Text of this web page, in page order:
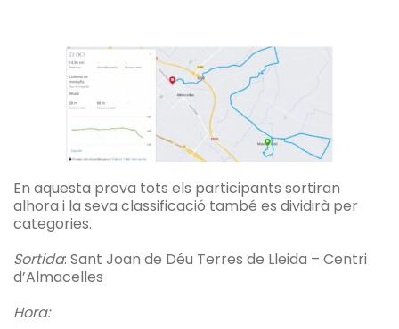
En aquesta prova tots els participants sortiran
alhora i la seva classificació també es dividirà per
categories.
Sortida: Sant Joan de Déu Terres de Lleida – Centri
d’Almacelles
Hora: